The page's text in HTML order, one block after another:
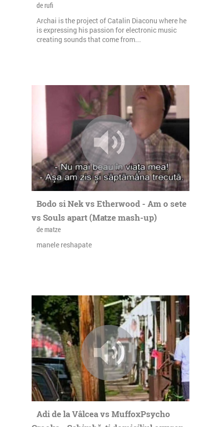
de rufi
Archai is the project of Catalin Diaconu where he
is expressing his passion for electronic music
creating sounds that come from...
Bodo si Nek vs Etherwood - Am o sete
vs Souls apart (Matze mash-up)
de matze
manele reshapate
Adi de la Vâlcea vs MuffoxPsycho